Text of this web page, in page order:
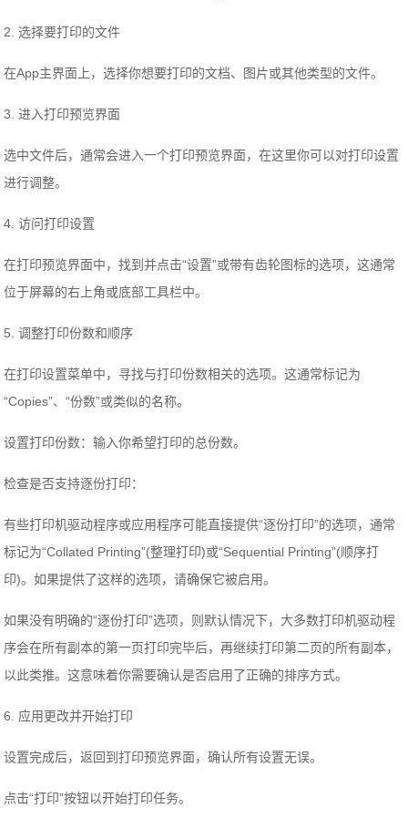
2. 选择要打印的文件
在App主界面上，选择你想要打印的文档、图片或其他类型的文件。
3. 进入打印预览界面
选中文件后，通常会进入一个打印预览界面，在这里你可以对打印设置
进行调整。
4. 访问打印设置
在打印预览界面中，找到并点击“设置”或带有齿轮图标的选项，这通常
位于屏幕的右上角或底部工具栏中。
5. 调整打印份数和顺序
在打印设置菜单中，寻找与打印份数相关的选项。这通常标记为
“Copies”、“份数”或类似的名称。
设置打印份数：输入你希望打印的总份数。
检查是否支持逐份打印：
有些打印机驱动程序或应用程序可能直接提供“逐份打印”的选项，通常
标记为“Collated Printing”(整理打印)或“Sequential Printing”(顺序打
印)。如果提供了这样的选项，请确保它被启用。
如果没有明确的“逐份打印”选项，则默认情况下，大多数打印机驱动程
序会在所有副本的第一页打印完毕后，再继续打印第二页的所有副本，
以此类推。这意味着你需要确认是否启用了正确的排序方式。
6. 应用更改并开始打印
设置完成后，返回到打印预览界面，确认所有设置无误。
点击“打印”按钮以开始打印任务。